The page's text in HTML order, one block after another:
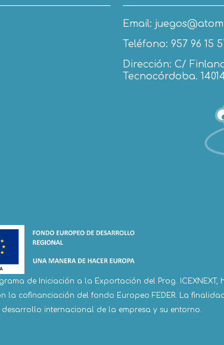
Email:
Teléfono: 957 96 15
Dirección: C/
Tecnocórdoba.
de Iniciación a la Exportación del Prog. ICEXNEXT,
la cofinanciación del fondo Europeo FEDER. La
internacional de la empresa y su entorno.